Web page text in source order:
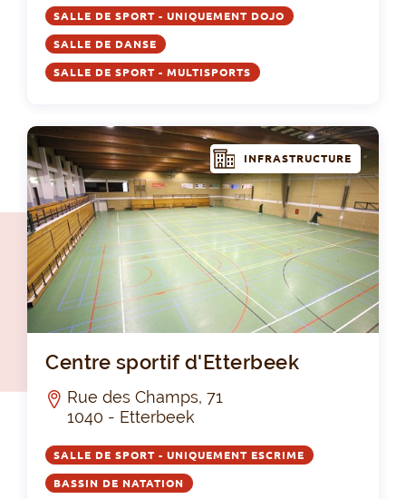
SALLE DE SPORT - UNIQUEMENT DOJO
SALLE DE DANSE
SALLE DE SPORT - MULTISPORTS
INFRASTRUCTURE
Centre sportif d'Etterbeek
Rue des Champs, 71
1040 - Etterbeek
SALLE DE SPORT - UNIQUEMENT ESCRIME
BASSIN DE NATATION